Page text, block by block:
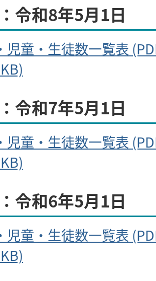
令和8年5月1日
児童・生徒数一覧表
令和7年5月1日
児童・生徒数一覧表
令和6年5月1日
児童・生徒数一覧表